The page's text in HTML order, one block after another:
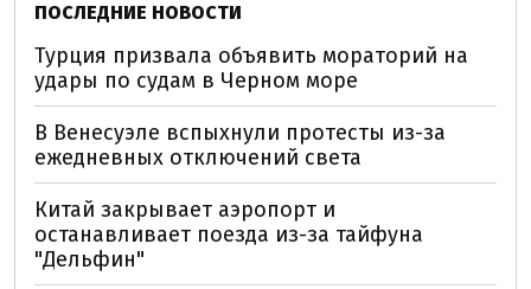
ПОСЛЕДНИЕ НОВОСТИ
Турция призвала объявить мораторий на
удары по судам в Черном море
В Венесуэле вспыхнули протесты из-за
ежедневных отключений света
Китай закрывает аэропорт и
останавливает поезда из-за тайфуна
"Дельфин"